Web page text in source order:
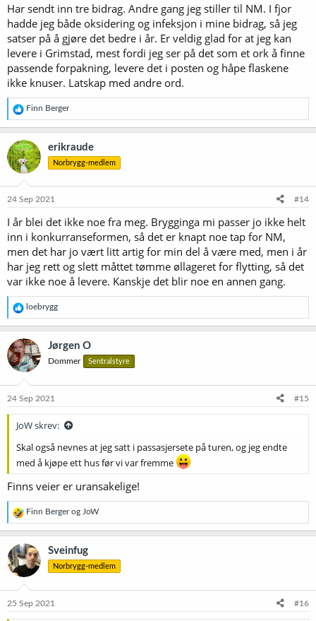
Har sendt inn tre bidrag. Andre gang jeg stiller til NM. I fjor
hadde jeg både oksidering og infeksjon i mine bidrag, så jeg
satser på å gjøre det bedre i år. Er veldig glad for at jeg kan
levere i Grimstad, mest fordi jeg ser på det som et ork å finne
passende forpakning, levere det i posten og håpe flaskene
ikke knuser. Latskap med andre ord.
R
e
a
k
s
j
o
e
:
Finn Berger
erikraude
Norbrygg-medlem
24 Sep 2021 #14
I år blei det ikke noe fra meg. Brygginga mi passer jo ikke helt
inn i konkurranseformen, så det er knapt noe tap for NM,
men det har jo vært litt artig for min del å være med, men i år
har jeg rett og slett måttet tømme øllageret for flytting, så det
var ikke noe å levere. Kanskje det blir noe en annen gang.
R
e
a
k
s
j
o
e
loebrygg
Jørgen O
Dommer Sentralstyre
24 Sep 2021 #15
JoW skrev:
Skal også nevnes at jeg satt i passasjersete på turen, og jeg endte
med å kjøpe ett hus før vi var fremme
Finns veier er uransakelige!
R
e
a
k
s
j
o
e
Finn Bergerog JoW
Sveinfug
Norbrygg-medlem
25 Sep 2021 #16